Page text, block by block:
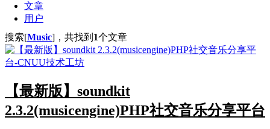
文章
用户
搜索[Music]，共找到 1个文章
【最新版】soundkit
2.3.2(musicengine)PHP社交音乐分享平台